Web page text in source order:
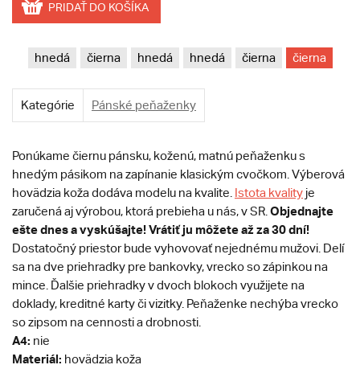
PRIDAŤ DO KOŠÍKA
hnedá čierna hnedá hnedá čierna čierna
Kategórie Pánské peňaženky
Ponúkame čiernu pánsku, koženú, matnú peňaženku s
hnedým pásikom na zapínanie klasickým cvočkom. Výberová
hovädzia koža dodáva modelu na kvalite. Istota kvality je
zaručená aj výrobou, ktorá prebieha u nás, v SR. Objednajte
ešte dnes a vyskúšajte! Vrátiť ju môžete až za 30 dní!
Dostatočný priestor bude vyhovovať nejednému mužovi. Delí
sa na dve priehradky pre bankovky, vrecko so zápinkou na
mince. Ďalšie priehradky v dvoch blokoch využijete na
doklady, kreditné karty či vizitky. Peňaženke nechýba vrecko
so zipsom na cennosti a drobnosti.
A4: nie
Materiál: hovädzia koža